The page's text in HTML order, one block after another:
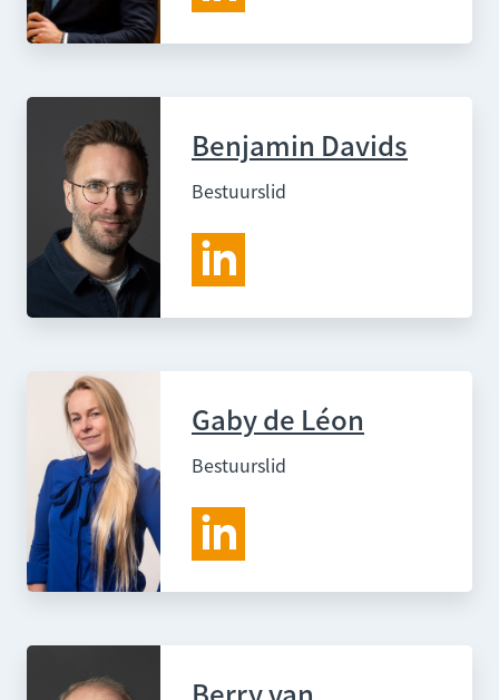
Benjamin Davids
Bestuurslid
Gaby de Léon
Bestuurslid